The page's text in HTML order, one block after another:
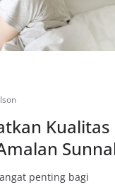
Kualitas
penting bagi